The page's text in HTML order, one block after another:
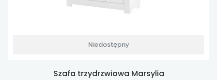
Niedostępny
Szafa trzydrzwiowa Marsylia